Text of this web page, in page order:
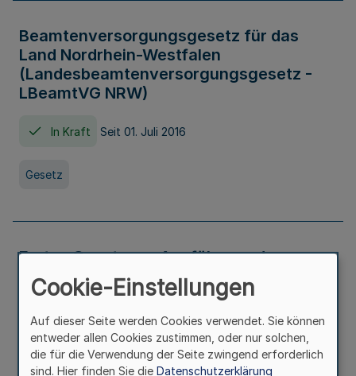
Beamtenversorgungsgesetz für das
Land Nordrhein-Westfalen
(Landesbeamtenversorgungsgesetz -
LBeamtVG NRW)
In Kraft Seit 01. Juli 2016
Gesetz
Erstes Gesetz zur Ausführung des
Kinder- und Jugendhilfegesetzes - AG -
KJHG -
In Kraft Seit 01. Januar 1991
Cookie-Einstellungen
Auf dieser Seite werden Cookies verwendet. Sie können
entweder allen Cookies zustimmen, oder nur solchen,
die für die Verwendung der Seite zwingend erforderlich
sind. Hier finden Sie die Datenschutzerklärung